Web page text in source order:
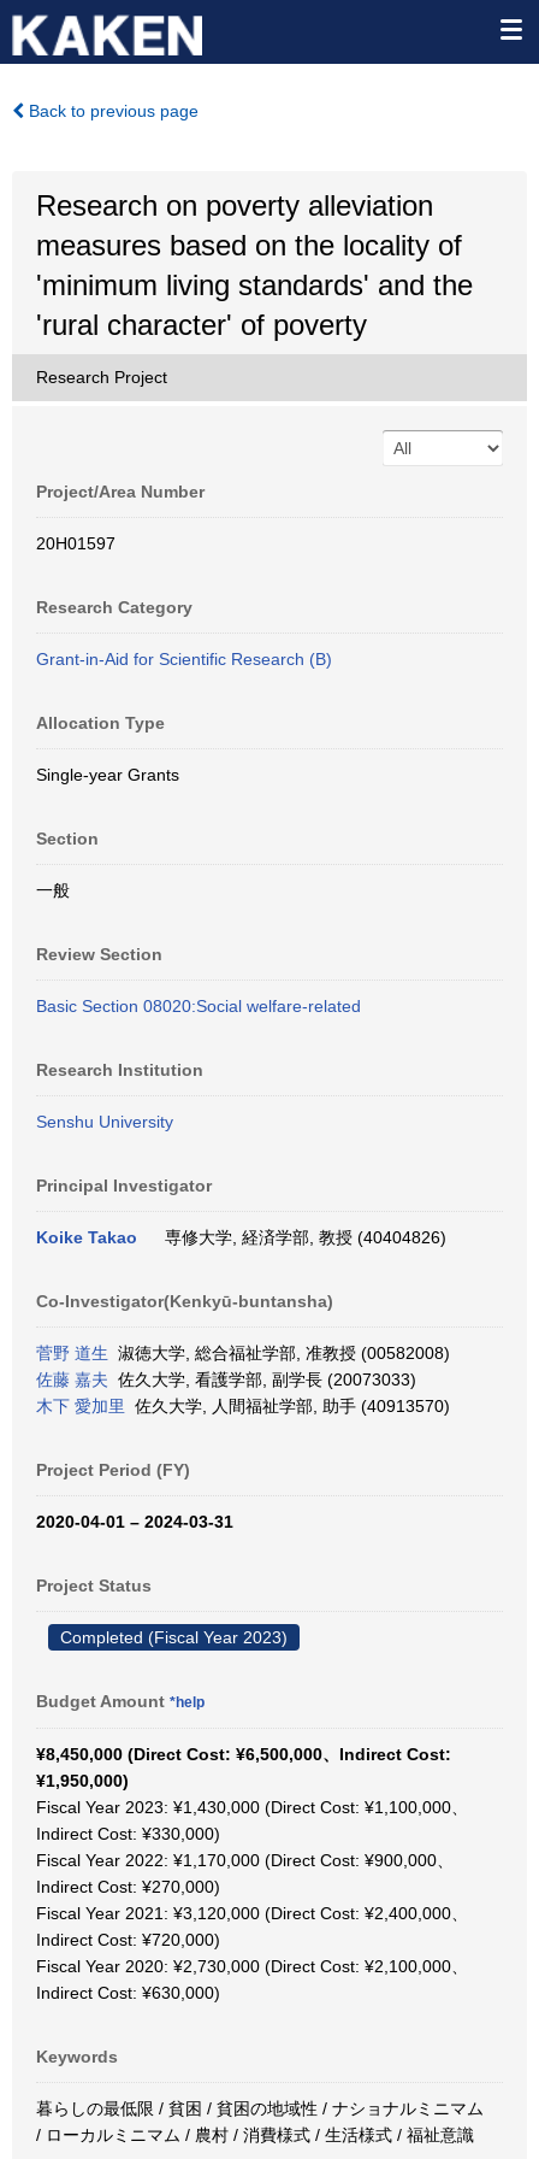
Back to previous page
Research on poverty alleviation
measures based on the locality of
'minimum living standards' and the
'rural character' of poverty
Research Project
Project/Area Number
20H01597
Research Category
Grant-in-Aid for Scientific Research (B)
Allocation Type
Single-year Grants
Section
一般
Review Section
Basic Section 08020:Social welfare-related
Research Institution
Senshu University
Principal Investigator
Koike Takao 専修大学, 経済学部, 教授 (40404826)
Co-Investigator(Kenkyū-buntansha)
菅野 道生 淑徳大学, 総合福祉学部, 准教授 (00582008)
佐藤 嘉夫 佐久大学, 看護学部, 副学長 (20073033)
木下 愛加里
佐久大学, 人間福祉学部, 助手 (40913570)
Project Period (FY)
2020-04-01 – 2024-03-31
Project Status
Completed (Fiscal Year 2023)
Budget Amount *help
¥8,450,000 (Direct Cost: ¥6,500,000、Indirect Cost:
¥1,950,000)
Fiscal Year 2023: ¥1,430,000 (Direct Cost: ¥1,100,000、
Indirect Cost: ¥330,000)
Fiscal Year 2022: ¥1,170,000 (Direct Cost: ¥900,000、
Indirect Cost: ¥270,000)
Fiscal Year 2021: ¥3,120,000 (Direct Cost: ¥2,400,000、
Indirect Cost: ¥720,000)
Fiscal Year 2020: ¥2,730,000 (Direct Cost: ¥2,100,000、
Indirect Cost: ¥630,000)
Keywords
暮らしの最低限 / 貧困 / 貧困の地域性 / ナショナルミニマム
/ ローカルミニマム / 農村 / 消費様式 / 生活様式 / 福祉意識